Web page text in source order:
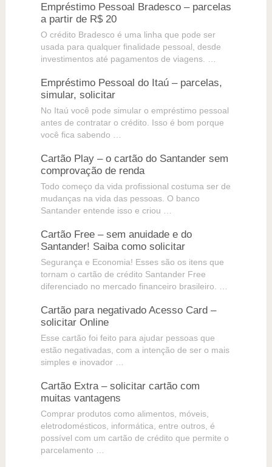
Empréstimo Pessoal Bradesco – parcelas
a partir de R$ 20
O crédito Bradesco é uma linha que pode ser
usada para qualquer finalidade pessoal, desde
investimentos até pagamentos de viagens. …
Empréstimo Pessoal do Itaú – parcelas,
simular, solicitar
No Itaú você pode simular o empréstimo pessoal
antes de contratar o crédito. Isso é bom porque
você fica sabendo …
Cartão Play – o cartão do Santander sem
comprovação de renda
Todo começo da vida profissional costuma ser de
mudanças na vida das pessoas. O banco
Santander entende isso e criou …
Cartão Free – sem anuidade e do
Santander! Saiba como solicitar
Segurança e Economia! Esses são os itens que
tornam o cartão de crédito Santander Free
diferenciado no mercado financeiro brasileiro. …
Cartão para negativado Acesso Card –
solicitar Online
Esse cartão foi feito para ajudar pessoas que
estão negativadas, com a intenção de ser o mais
simples e inovador …
Cartão Extra – solicitar cartão com
muitas vantagens
Comprar produtos como alimentos, móveis,
eletrodomésticos, informática, entre outros, é
possível com um cartão de crédito que permite o
parcelamento …